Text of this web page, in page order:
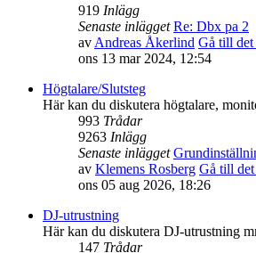
919 Inlägg
Senaste inlägget Re: Dbx pa 2
av Andreas Åkerlind Gå till det
ons 13 mar 2024, 12:54
Högtalare/Slutsteg
Här kan du diskutera högtalare,
993 Trådar
9263 Inlägg
Senaste inlägget
av Klemens Rosberg Gå till det
ons 05 aug 2026, 18:26
DJ-utrustning
Här kan du diskutera DJ-utrustning
147 Trådar